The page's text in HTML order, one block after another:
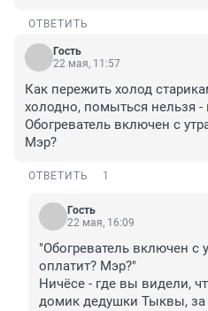
ОТВЕТИТЬ
Гость
22 мая, 11:57
Как пережить холод
холодно, помыться нельзя
Обогреватель включен с
Мэр?
ОТВЕТИТЬ 1
Гость
22 мая, 16:09
"Обогреватель включен с
оплатит? Мэр?"
Ничёсе - где вы видели,
домик дедушки Тыквы, за